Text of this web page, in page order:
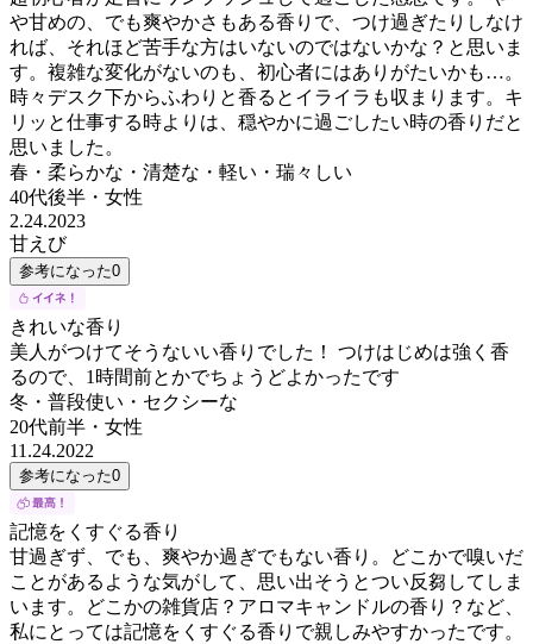
や甘めの、でも爽やかさもある香りで、つけ過ぎたりしなけ
れば、それほど苦手な方はいないのではないかな？と思いま
す。複雑な変化がないのも、初心者にはありがたいかも…。
時々デスク下からふわりと香るとイライラも収まります。キ
リッと仕事する時よりは、穏やかに過ごしたい時の香りだと
思いました。
春・柔らかな・清楚な・軽い・瑞々しい
40代後半 ・ 女性
2.24.2023
甘えび
参考になった0
きれいな香り
美人がつけてそうないい香りでした！ つけはじめは強く香
るので、1時間前とかでちょうどよかったです
冬・普段使い・セクシーな
20代前半 ・ 女性
11.24.2022
参考になった0
記憶をくすぐる香り
甘過ぎず、でも、爽やか過ぎでもない香り。どこかで嗅いだ
ことがあるような気がして、思い出そうとつい反芻してしま
います。どこかの雑貨店？アロマキャンドルの香り？など、
私にとっては記憶をくすぐる香りで親しみやすかったです。